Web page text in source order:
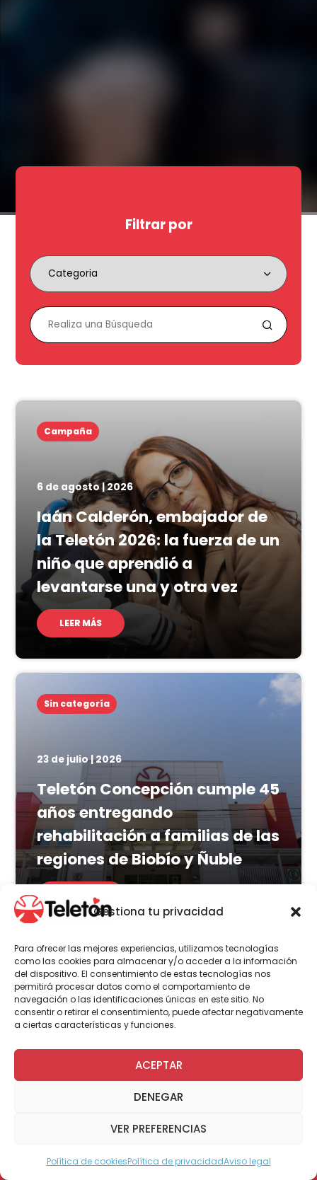
Gestiona tu privacidad
Para ofrecer las mejores experiencias, utilizamos tecnologías
como las cookies para almacenar y/o acceder a la información
del dispositivo. El consentimiento de estas tecnologías nos
permitirá procesar datos como el comportamiento de
navegación o las identificaciones únicas en este sitio. No
consentir o retirar el consentimiento, puede afectar negativamente
a ciertas características y funciones.
ACEPTAR
DENEGAR
VER PREFERENCIAS
Política de cookiesPolítica de privacidadAviso legal
Filtrar por
Campaña
6 de agosto | 2026
Iaán Calderón, embajador de
la Teletón 2026: la fuerza de un
niño que aprendió a
levantarse una y otra vez
LEER MÁS
Sin categoría
23 de julio | 2026
Teletón Concepción cumple 45
años entregando
rehabilitación a familias de las
regiones de Biobío y Ñuble
LEER MÁS
Actualidad Voluntariado
23 de julio | 2026
Programa Abre: Voluntariado
de Teletón mejoró
viviendas a nivel nacional
LEER MÁS Modo Accesible